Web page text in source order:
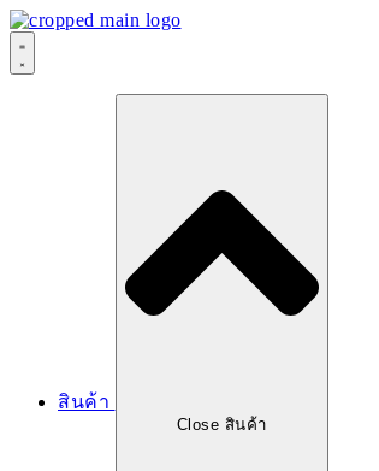
Skip
to
content
สินค้า
Close สินค้า